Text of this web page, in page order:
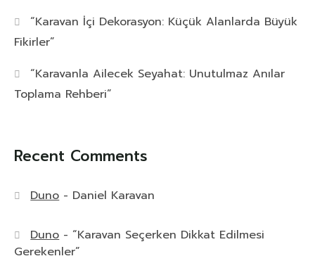
“Karavan İçi Dekorasyon: Küçük Alanlarda Büyük
Fikirler”
“Karavanla Ailecek Seyahat: Unutulmaz Anılar
Toplama Rehberi”
Recent Comments
Duno- Daniel Karavan
Duno- “Karavan Seçerken Dikkat Edilmesi
Gerekenler”